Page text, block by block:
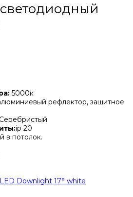
5000к
рефлектор, защитное
ip 20
в потолок.